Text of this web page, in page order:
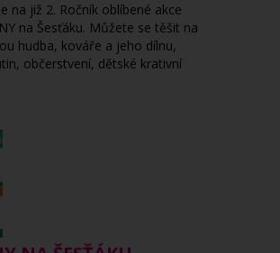
na již 2. Ročník oblíbené akce
na Šesťáku. Můžete se těšit na
hudba, kováře a jeho dílnu,
občerstvení, dětské krativní